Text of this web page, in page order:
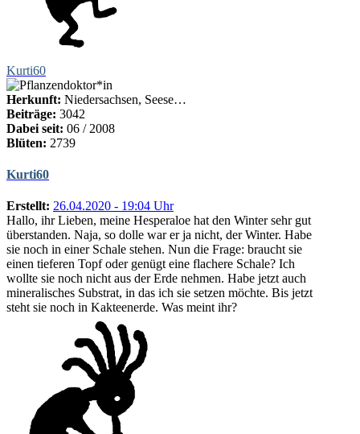
Kurti60
Herkunft: Niedersachsen, Seese…
Beiträge: 3042
Dabei seit: 06 / 2008
Blüten: 2739
Kurti60
Erstellt: 26.04.2020 - 19:04 Uhr
Hallo, ihr Lieben, meine Hesperaloe hat den Winter sehr gut
überstanden. Naja, so dolle war er ja nicht, der Winter. Habe
sie noch in einer Schale stehen. Nun die Frage: braucht sie
einen tieferen Topf oder genügt eine flachere Schale? Ich
wollte sie noch nicht aus der Erde nehmen. Habe jetzt auch
mineralisches Substrat, in das ich sie setzen möchte. Bis jetzt
steht sie noch in Kakteenerde. Was meint ihr?